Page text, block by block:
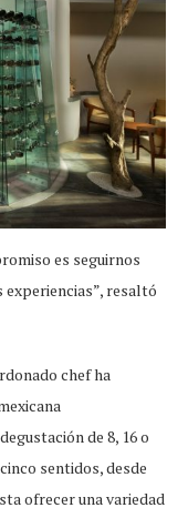
es seguirnos
experiencias”, resaltó
chef ha
de 8, 16 o
sentidos, desde
ofrecer una variedad